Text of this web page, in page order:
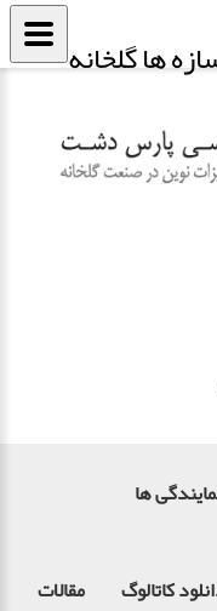
ها
کاتالوگ مقالات
ها گلخانه